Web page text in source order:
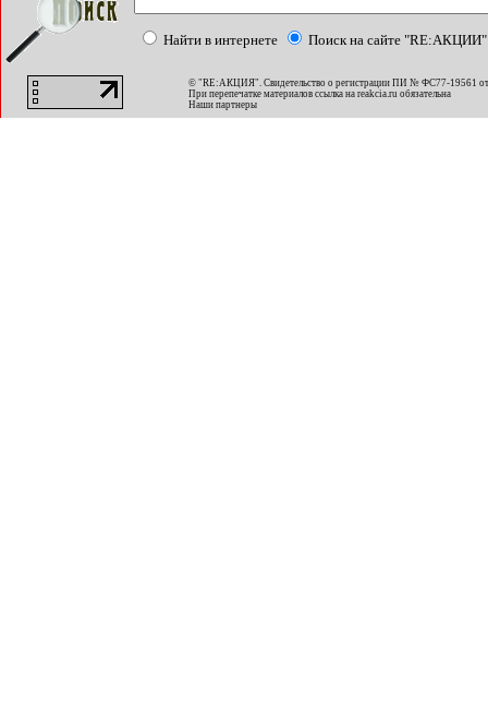
Найти в интернете Поиск на сайте "RE:АКЦИИ"
© "RE:АКЦИЯ". Свидетельство о регистрации ПИ № ФС77-19561
При перепечатке материалов ссылка на reakcia.ru обязательна
Наши партнеры